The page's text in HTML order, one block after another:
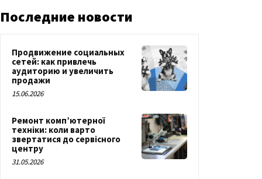
Последние новости
Продвижение социальных
сетей: как привлечь
аудиторию и увеличить
продажи
15.06.2026
Ремонт комп’ютерної
техніки: коли варто
звертатися до сервісного
центру
31.05.2026